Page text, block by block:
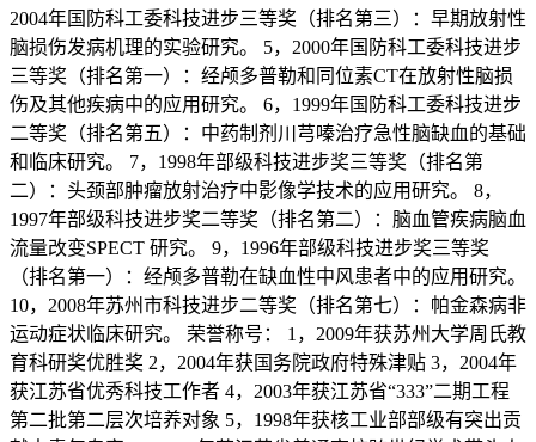
2004年国防科工委科技进步三等奖（排名第三）：早期放射性
脑损伤发病机理的实验研究。 5，2000年国防科工委科技进步
三等奖（排名第一）：经颅多普勒和同位素CT在放射性脑损
伤及其他疾病中的应用研究。 6，1999年国防科工委科技进步
二等奖（排名第五）：中药制剂川芎嗪治疗急性脑缺血的基础
和临床研究。 7，1998年部级科技进步奖三等奖（排名第
二）：头颈部肿瘤放射治疗中影像学技术的应用研究。 8，
1997年部级科技进步奖二等奖（排名第二）：脑血管疾病脑血
流量改变SPECT 研究。 9，1996年部级科技进步奖三等奖
（排名第一）：经颅多普勒在缺血性中风患者中的应用研究。
10，2008年苏州市科技进步二等奖（排名第七）：帕金森病非
运动症状临床研究。 荣誉称号： 1，2009年获苏州大学周氏教
育科研奖优胜奖 2，2004年获国务院政府特殊津贴 3，2004年
获江苏省优秀科技工作者 4，2003年获江苏省“333”二期工程
第二批第二层次培养对象 5，1998年获核工业部部级有突出贡